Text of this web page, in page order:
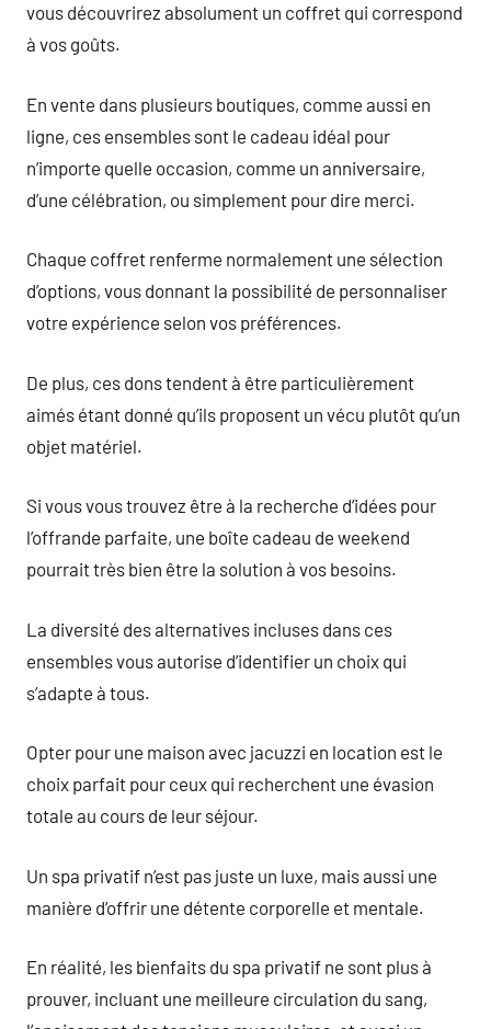
vous découvrirez absolument un coffret qui correspond
à vos goûts.
En vente dans plusieurs boutiques, comme aussi en
ligne, ces ensembles sont le cadeau idéal pour
n’importe quelle occasion, comme un anniversaire,
d’une célébration, ou simplement pour dire merci.
Chaque coffret renferme normalement une sélection
d’options, vous donnant la possibilité de personnaliser
votre expérience selon vos préférences.
De plus, ces dons tendent à être particulièrement
aimés étant donné qu’ils proposent un vécu plutôt qu’un
objet matériel.
Si vous vous trouvez être à la recherche d’idées pour
l’offrande parfaite, une boîte cadeau de weekend
pourrait très bien être la solution à vos besoins.
La diversité des alternatives incluses dans ces
ensembles vous autorise d’identifier un choix qui
s’adapte à tous.
Opter pour une maison avec jacuzzi en location est le
choix parfait pour ceux qui recherchent une évasion
totale au cours de leur séjour.
Un spa privatif n’est pas juste un luxe, mais aussi une
manière d’offrir une détente corporelle et mentale.
En réalité, les bienfaits du spa privatif ne sont plus à
prouver, incluant une meilleure circulation du sang,